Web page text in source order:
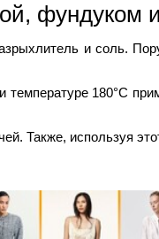
фундуком
и соль.
180°С
Также, используя